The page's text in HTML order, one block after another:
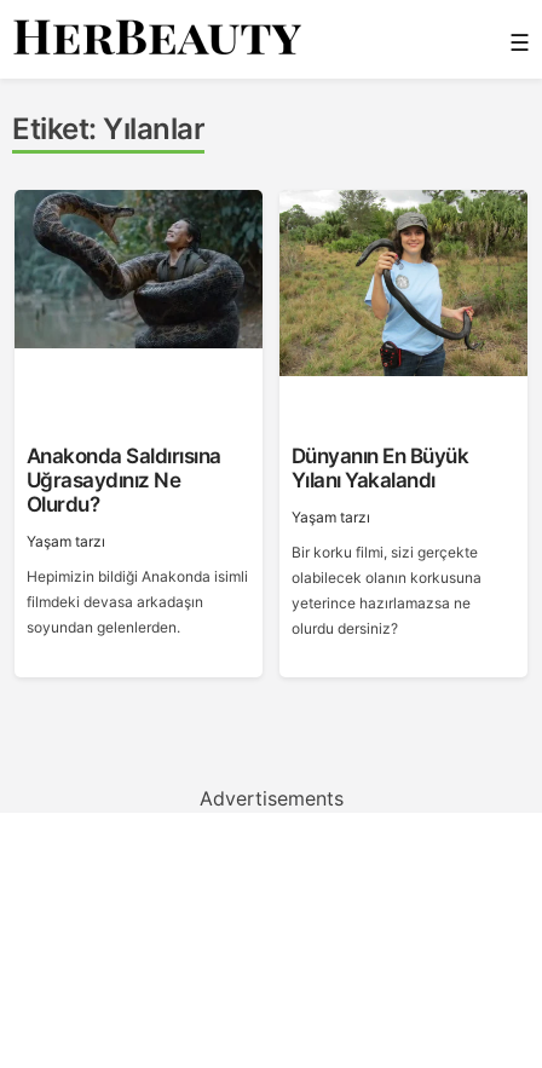
Skip
☰
Etiket: Yılanlar
Anakonda Saldırısına
Uğrasaydınız Ne
Olurdu?
Yaşam tarzı
Hepimizin bildiği Anakonda isimli
filmdeki devasa arkadaşın
soyundan gelenlerden.
Dünyanın En Büyük
Yılanı Yakalandı
Yaşam tarzı
Bir korku filmi, sizi gerçekte
olabilecek olanın korkusuna
yeterince hazırlamazsa ne
olurdu dersiniz?
Advertisements